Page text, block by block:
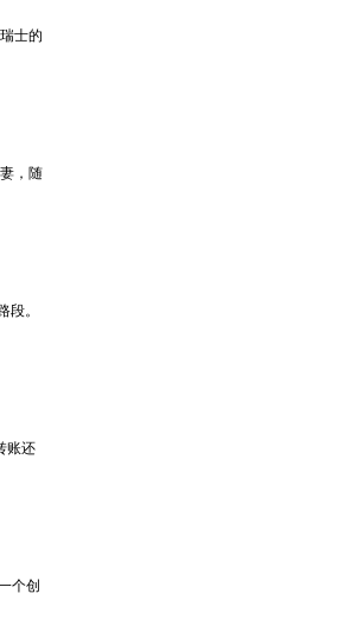
士的
，随
。
账还
个创